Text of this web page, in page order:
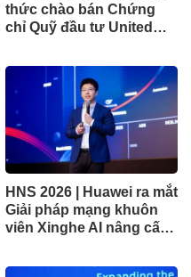
thức chào bán Chứng
chỉ Quỹ đầu tư United
(UMMF)
HNS 2026 | Huawei ra mắt
Giải pháp mạng khuôn
viên Xinghe AI nâng cấp